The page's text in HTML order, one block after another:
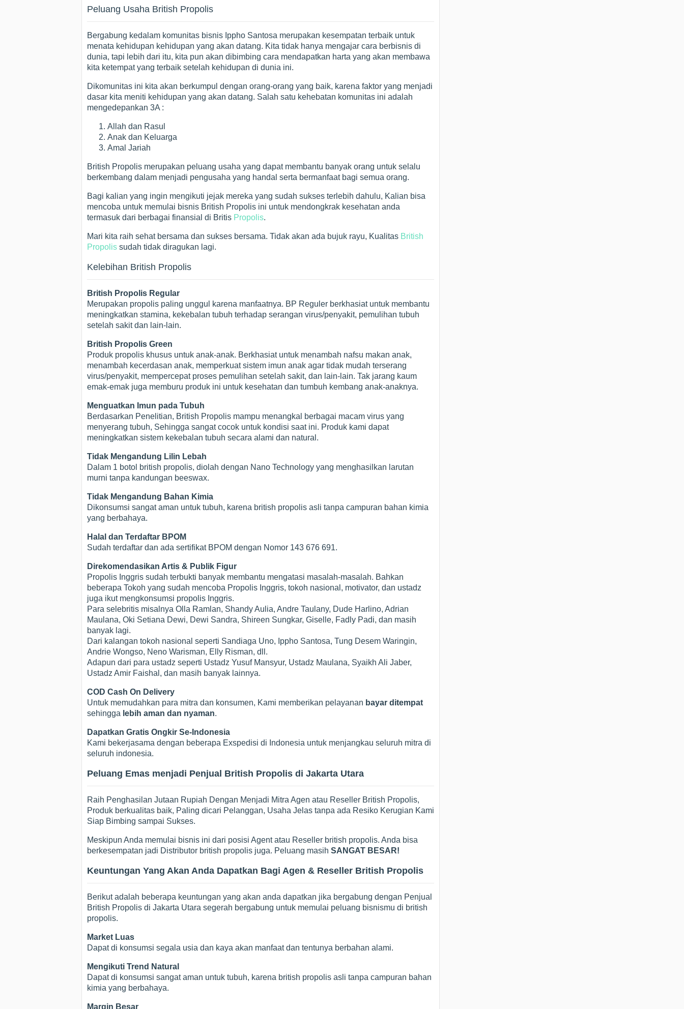
Peluang Usaha British Propolis
Bergabung kedalam komunitas bisnis Ippho Santosa merupakan kesempatan terbaik untuk
menata kehidupan kehidupan yang akan datang. Kita tidak hanya mengajar cara berbisnis di
dunia, tapi lebih dari itu, kita pun akan dibimbing cara mendapatkan harta yang akan membawa
kita ketempat yang terbaik setelah kehidupan di dunia ini.
Dikomunitas ini kita akan berkumpul dengan orang-orang yang baik, karena faktor yang menjadi
dasar kita meniti kehidupan yang akan datang. Salah satu kehebatan komunitas ini adalah
mengedepankan 3A :
Allah dan Rasul
Anak dan Keluarga
Amal Jariah
British Propolis merupakan peluang usaha yang dapat membantu banyak orang untuk selalu
berkembang dalam menjadi pengusaha yang handal serta bermanfaat bagi semua orang.
Bagi kalian yang ingin mengikuti jejak mereka yang sudah sukses terlebih dahulu, Kalian bisa
mencoba untuk memulai bisnis British Propolis ini untuk mendongkrak kesehatan anda
termasuk dari berbagai finansial di Britis Propolis.
Mari kita raih sehat bersama dan sukses bersama. Tidak akan ada bujuk rayu, Kualitas British
Propolis sudah tidak diragukan lagi.
Kelebihan British Propolis
British Propolis Regular
Merupakan propolis paling unggul karena manfaatnya. BP Reguler berkhasiat untuk membantu
meningkatkan stamina, kekebalan tubuh terhadap serangan virus/penyakit, pemulihan tubuh
setelah sakit dan lain-lain.
British Propolis Green
Produk propolis khusus untuk anak-anak. Berkhasiat untuk menambah nafsu makan anak,
menambah kecerdasan anak, memperkuat sistem imun anak agar tidak mudah terserang
virus/penyakit, mempercepat proses pemulihan setelah sakit, dan lain-lain. Tak jarang kaum
emak-emak juga memburu produk ini untuk kesehatan dan tumbuh kembang anak-anaknya.
Menguatkan Imun pada Tubuh
Berdasarkan Penelitian, British Propolis mampu menangkal berbagai macam virus yang
menyerang tubuh, Sehingga sangat cocok untuk kondisi saat ini. Produk kami dapat
meningkatkan sistem kekebalan tubuh secara alami dan natural.
Tidak Mengandung Lilin Lebah
Dalam 1 botol british propolis, diolah dengan Nano Technology yang menghasilkan larutan
murni tanpa kandungan beeswax.
Tidak Mengandung Bahan Kimia
Dikonsumsi sangat aman untuk tubuh, karena british propolis asli tanpa campuran bahan kimia
yang berbahaya.
Halal dan Terdaftar BPOM
Sudah terdaftar dan ada sertifikat BPOM dengan Nomor 143 676 691.
Direkomendasikan Artis & Publik Figur
Propolis Inggris sudah terbukti banyak membantu mengatasi masalah-masalah. Bahkan
beberapa Tokoh yang sudah mencoba Propolis Inggris, tokoh nasional, motivator, dan ustadz
juga ikut mengkonsumsi propolis Inggris.
Para selebritis misalnya Olla Ramlan, Shandy Aulia, Andre Taulany, Dude Harlino, Adrian
Maulana, Oki Setiana Dewi, Dewi Sandra, Shireen Sungkar, Giselle, Fadly Padi, dan masih
banyak lagi.
Dari kalangan tokoh nasional seperti Sandiaga Uno, Ippho Santosa, Tung Desem Waringin,
Andrie Wongso, Neno Warisman, Elly Risman, dll.
Adapun dari para ustadz seperti Ustadz Yusuf Mansyur, Ustadz Maulana, Syaikh Ali Jaber,
Ustadz Amir Faishal, dan masih banyak lainnya.
COD Cash On Delivery
Untuk memudahkan para mitra dan konsumen, Kami memberikan pelayanan bayar ditempat
sehingga lebih aman dan nyaman.
Dapatkan Gratis Ongkir Se-Indonesia
Kami bekerjasama dengan beberapa Exspedisi di Indonesia untuk menjangkau seluruh mitra di
seluruh indonesia.
Peluang Emas menjadi Penjual British Propolis di Jakarta Utara
Raih Penghasilan Jutaan Rupiah Dengan Menjadi Mitra Agen atau Reseller British Propolis,
Produk berkualitas baik, Paling dicari Pelanggan, Usaha Jelas tanpa ada Resiko Kerugian Kami
Siap Bimbing sampai Sukses.
Meskipun Anda memulai bisnis ini dari posisi Agent atau Reseller british propolis. Anda bisa
berkesempatan jadi Distributor british propolis juga. Peluang masih SANGAT BESAR!
Keuntungan Yang Akan Anda Dapatkan Bagi Agen & Reseller British Propolis
Berikut adalah beberapa keuntungan yang akan anda dapatkan jika bergabung dengan Penjual
British Propolis di Jakarta Utara segerah bergabung untuk memulai peluang bisnismu di british
propolis.
Market Luas
Dapat di konsumsi segala usia dan kaya akan manfaat dan tentunya berbahan alami.
Mengikuti Trend Natural
Dapat di konsumsi sangat aman untuk tubuh, karena british propolis asli tanpa campuran bahan
kimia yang berbahaya.
Margin Besar